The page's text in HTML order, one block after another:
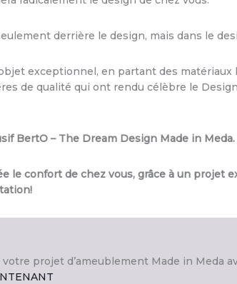
derrière le design, mais dans le
exceptionnel, en partant des matériaux
de qualité qui ont rendu célèbre le
BertO – The Dream Design Made in Meda.
le confort de chez vous, grâce à un projet
projet d’ameublement Made in Meda